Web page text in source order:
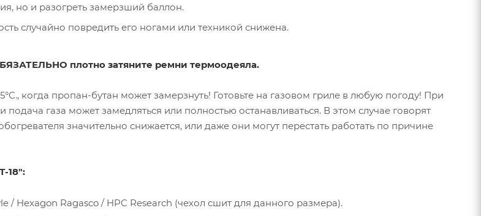
но и разогреть замерзший баллон.
случайно повредить его ногами или техникой снижена.
плотно затяните ремни термоодеяла.
когда пропан-бутан может замерзнуть! Готовьте на газовом гриле в любую погоду! При
газа может замедляться или полностью останавливаться. В этом случае говорят
значительно снижается, или даже они могут перестать работать по причине
18":
Hexagon Ragasco / HPC Research (чехол сшит для данного размера).